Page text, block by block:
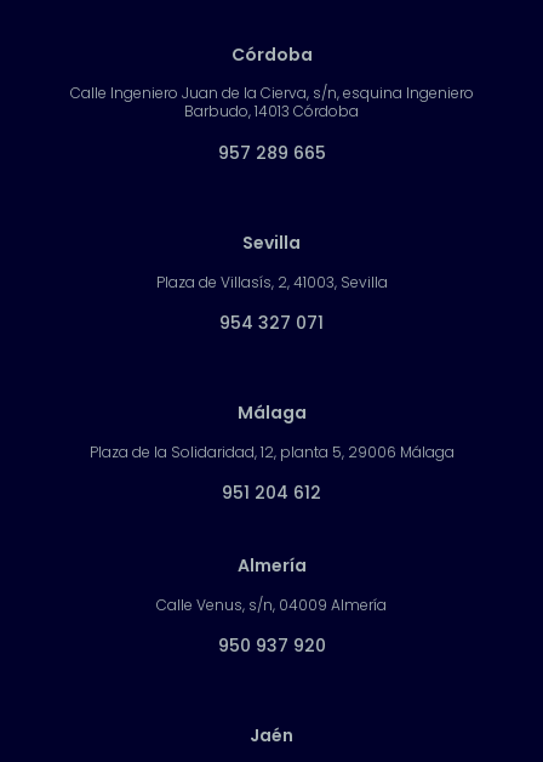
Córdoba
Calle Ingeniero Juan de la Cierva, s/n, esquina Ingeniero
Barbudo, 14013 Córdoba
957 289 665
Sevilla
Plaza de Villasís, 2, 41003, Sevilla
954 327 071
Málaga
Plaza de la Solidaridad, 12, planta 5, 29006 Málaga
951 204 612
Almería
Calle Venus, s/n, 04009 Almería
950 937 920
Jaén